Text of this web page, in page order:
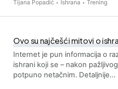
Tijana Popadić Ishrana Trening
Ovo su najčešći mitovi o
Internet je pun informacija o
ishrani koji se – nakon
potpuno netačnim. Detaljnije…